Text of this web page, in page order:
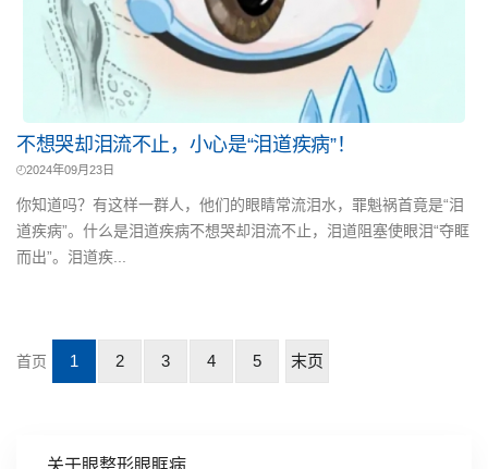
关于眼整形眼眶病
不想哭却泪流不止，小心是“泪道疾病”！
2024年09月23日
你知道吗？有这样一群人，他们的眼睛常流泪水，罪魁祸首竟是“泪
道疾病”。什么是泪道疾病不想哭却泪流不止，泪道阻塞使眼泪“夺眶
而出”。泪道疾...
首页 1 2 3 4 5 末页